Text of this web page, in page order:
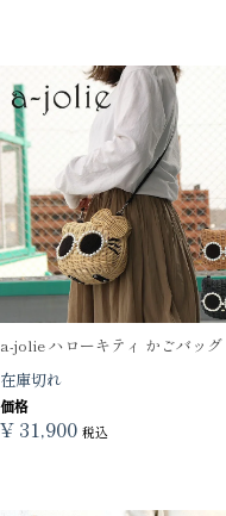
a-jolie ハローキティ かごバッグ
在庫切れ
価格
¥ 31,900 税込